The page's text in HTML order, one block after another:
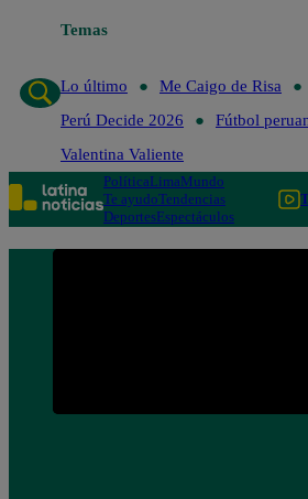
Temas
Lo último
Me Caigo de Risa
Perú Decide 2026
Fútbol
Valentina Valiente
PolíticaLimaMundo
Te ayudoTendencias
DeportesEspectáculos